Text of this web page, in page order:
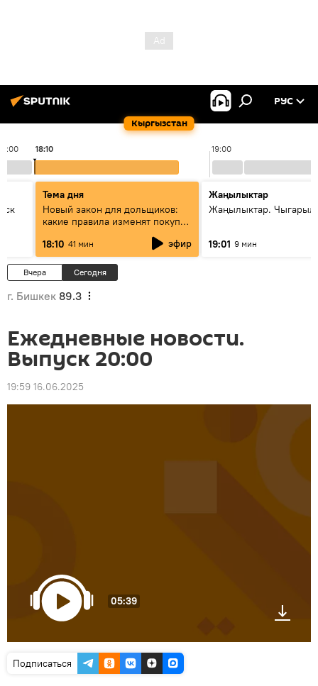
Кыргызстан
РУС
19:00
18:10
Тема дня
Новый закон для дольщиков:
какие правила изменят покупку
18:10 41 мин эфир
Жаңылыктар
Жаңылыктар.
19:01 9 мин
Вчера Сегодня
г. Бишкек 89.3
Ежедневные новости.
Выпуск 20:00
19:59 16.06.2025
05:39
Подписаться